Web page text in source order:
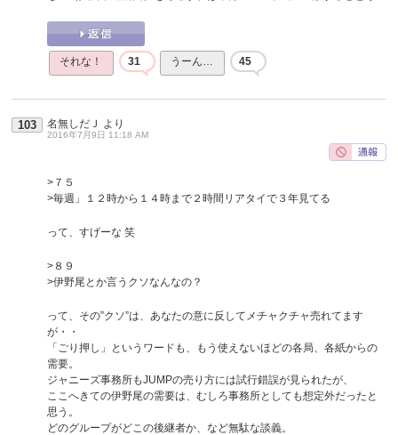
それな！ 31 うーん… 45
103 名無しだＪ より
2016年7月9日 11:18 AM
>７５
>毎週」１２時から１４時まで２時間リアタイで３年見てる
って、すげーな 笑
>８９
>伊野尾とか言うクソなんなの？
って、その”クソ”は、あなたの意に反してメチャクチャ売れてます
が・・
「ごり押し」というワードも、もう使えないほどの各局、各紙からの
需要。
ジャニーズ事務所もJUMPの売り方には試行錯誤が見られたが、
ここへきての伊野尾の需要は、むしろ事務所としても想定外だったと
思う。
どのグループがどこの後継者か、など無駄な談義。